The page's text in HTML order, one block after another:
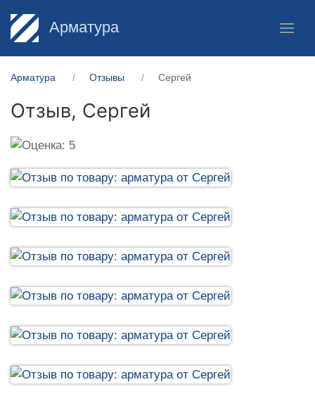
Арматура
Арматура Отзывы Сергей
Отзыв, Сергей